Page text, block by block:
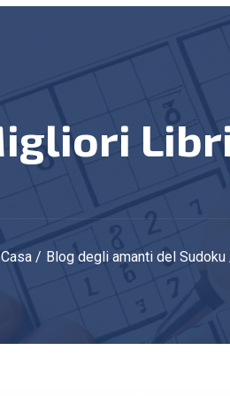
Casa Blog degli amanti del Sudoku